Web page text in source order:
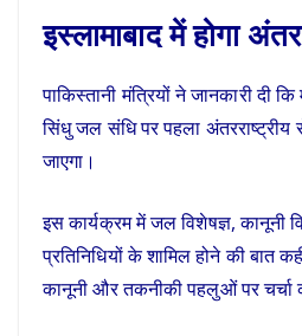
इस्लामाबाद में होगा
पाकिस्तानी मंत्रियों ने जानकारी दी
सिंधु जल संधि पर पहला अंतरराष्ट्रीय
जाएगा।
इस कार्यक्रम में जल विशेषज्ञ, कानूनी
प्रतिनिधियों के शामिल होने की बात
कानूनी और तकनीकी पहलुओं पर चर्चा